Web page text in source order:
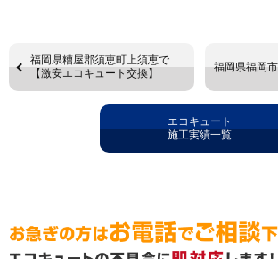
福岡県糟屋郡須恵町上須恵で
【激安エコキュート交換】
福岡県福岡
エコキュート
施工実績一覧